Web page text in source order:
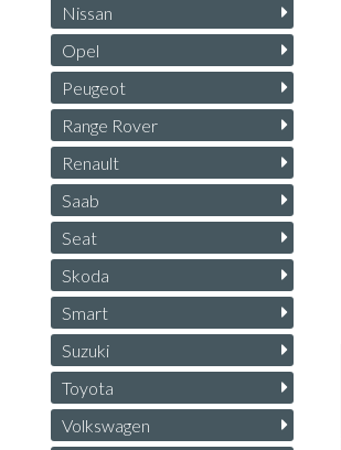
Nissan
Opel
Peugeot
Range Rover
Renault
Saab
Seat
Skoda
Smart
Suzuki
Toyota
Volkswagen